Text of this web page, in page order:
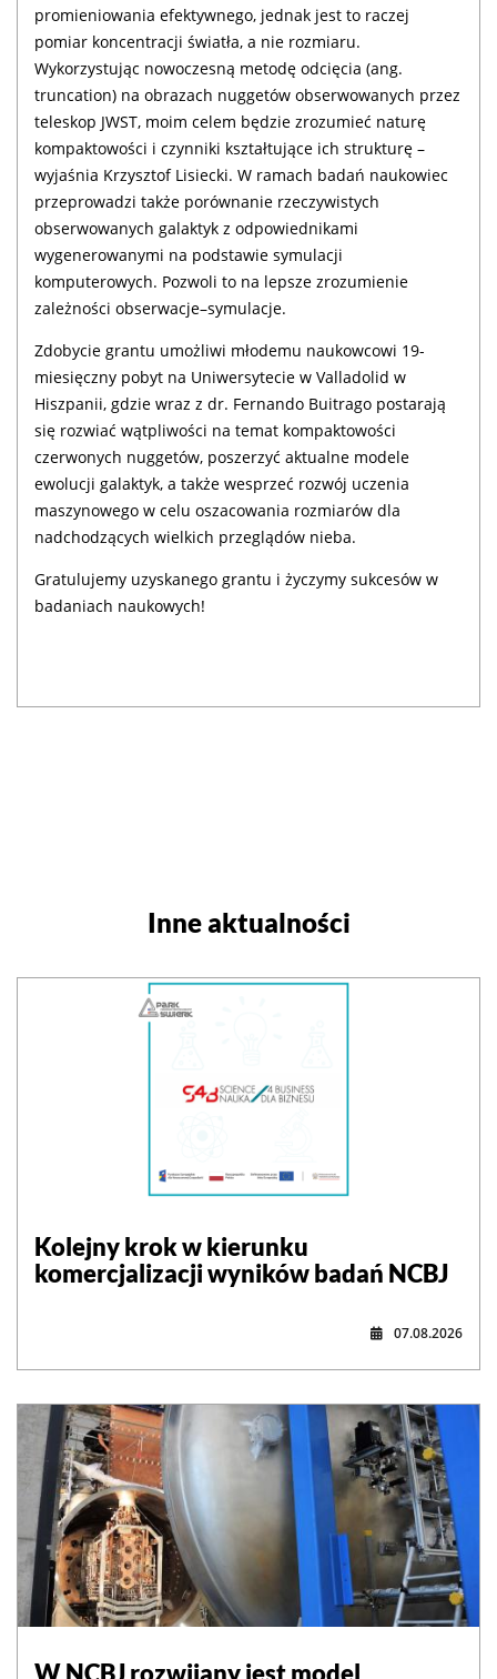
promieniowania efektywnego, jednak jest to raczej
pomiar koncentracji światła, a nie rozmiaru.
Wykorzystując nowoczesną metodę odcięcia (ang.
truncation) na obrazach nuggetów obserwowanych przez
teleskop JWST, moim celem będzie zrozumieć naturę
kompaktowości i czynniki kształtujące ich strukturę –
wyjaśnia Krzysztof Lisiecki. W ramach badań naukowiec
przeprowadzi także porównanie rzeczywistych
obserwowanych galaktyk z odpowiednikami
wygenerowanymi na podstawie symulacji
komputerowych. Pozwoli to na lepsze zrozumienie
zależności obserwacje–symulacje.
Zdobycie grantu umożliwi młodemu naukowcowi 19-
miesięczny pobyt na Uniwersytecie w Valladolid w
Hiszpanii, gdzie wraz z dr. Fernando Buitrago postarają
się rozwiać wątpliwości na temat kompaktowości
czerwonych nuggetów, poszerzyć aktualne modele
ewolucji galaktyk, a także wesprzeć rozwój uczenia
maszynowego w celu oszacowania rozmiarów dla
nadchodzących wielkich przeglądów nieba.
Gratulujemy uzyskanego grantu i życzymy sukcesów w
badaniach naukowych!
Inne aktualności
Kolejny krok w kierunku
komercjalizacji wyników badań NCBJ
07.08.2026
W NCBJ rozwijany jest model